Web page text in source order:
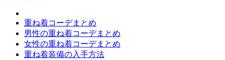
重ね着コーデまとめ
男性の重ね着コーデまとめ
女性の重ね着コーデまとめ
重ね着装備の入手方法